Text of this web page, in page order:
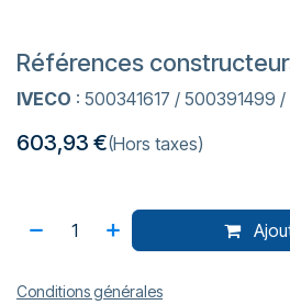
Références
IVECO : 500341617 / 500391499
603,93 €(Hors taxes)
Conditions générales